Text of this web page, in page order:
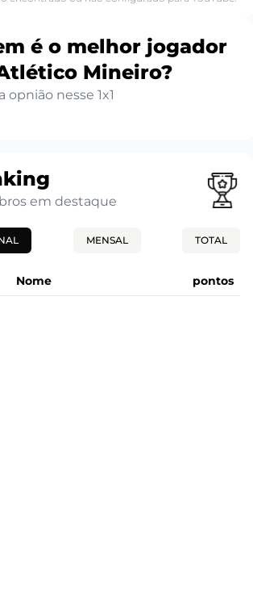
é o melhor jogador
Mineiro?
opnião nesse 1x1
em destaque
MENSAL TOTAL
Nome pontos